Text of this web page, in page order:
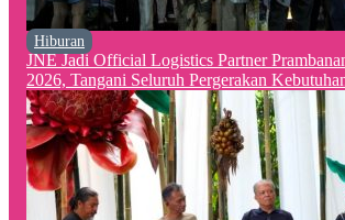
Hiburan
JNE Jadi Official Logistics Partner
2026, Tangani Seluruh Pergerakan